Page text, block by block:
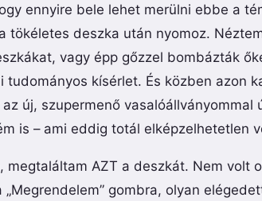
ennyire bele lehet merülni ebbe a
tökéletes deszka után nyomoz.
vagy épp gőzzel bombázták
kísérlet. És közben azon
új, szupermenő vasalóállványommal
is – ami eddig totál elképzelhetetlen
AZT a deszkát. Nem volt
gombra, olyan